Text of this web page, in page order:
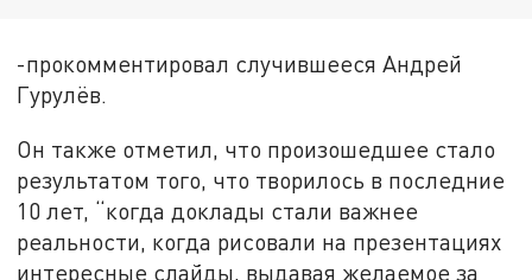
-прокомментировал случившееся Андрей
Гурулёв.
Он также отметил, что произошедшее стало
результатом того, что творилось в последние
10 лет, “когда доклады стали важнее
реальности, когда рисовали на презентациях
интересные слайды, выдавая желаемое за